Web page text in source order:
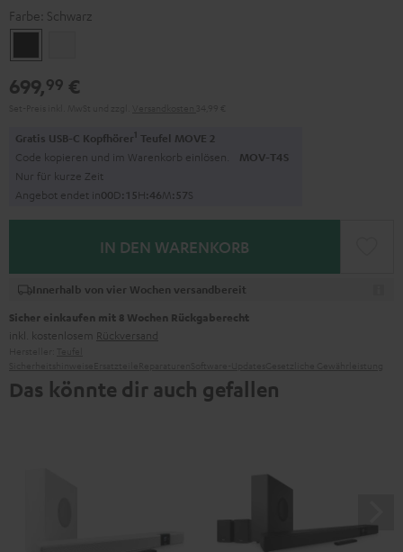
Farbe: Schwarz
699,99 €
Gratis USB-C Kopfhörer1 Teufel MOVE 2
Code kopieren und im Warenkorb einlösen. MOV-T4S
Nur für kurze Zeit
Angebot endet in00D:1 5H:46M: 56S
IN DEN WARENKORB
Innerhalb von vier Wochen versandbereit
Sicher einkaufen mit 8 Wochen Rückgaberecht
inkl. kostenlosem Rückversand
Das könnte dir auch gefallen